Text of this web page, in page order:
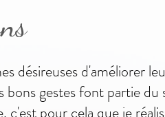
désireuses d'améliorer
gestes font partie du
pour cela que je